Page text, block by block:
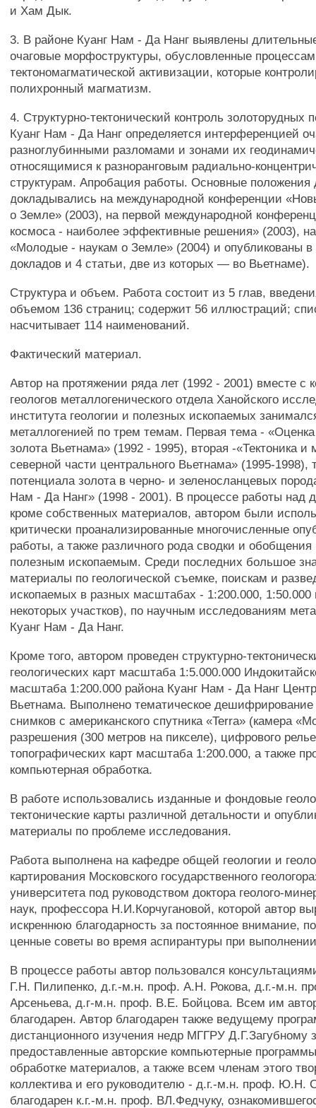
и Хам Дык.
3. В районе Куанг Нам - Да Нанг выявлены
очаговые морфоструктуры, обусловленные
тектономагматической активизации, которые
полихронный магматизм.
4. Структурно-тектонический контроль золоторудных
Куанг Нам - Да Нанг определяется интерференцией
разноглубинными разломами и зонами их
относящимися к разноранговым радиально-
структурам. Апробация работы. Основные положения
докладывались на международной конференции
о Земле» (2003), на первой международной
космоса - наиболее эффективные решения» (2003),
«Молодые - наукам о Земле» (2004) и опубликованы в
докладов и 4 статьи, две из которых — во Вьетнаме).
Структура и объем. Работа состоит из 5 глав,
объемом 136 страниц; содержит 56 иллюстраций;
насчитывает 114 наименований.
Фактический материал.
Автор на протяжении ряда лет (1992 - 2001) вместе с
геологов металлогенического отдела Ханойского
института геологии и полезных ископаемых
металлогенией по трем темам. Первая тема -
золота Вьетнама» (1992 - 1995), вторая -«Тектоника и
северной части центрального Вьетнама» (1995-1998),
потенциала золота в черно- и зеленосланцевых
Нам - Да Нанг» (1998 - 2001). В процессе работы над
кроме собственных материалов, автором были
критически проанализированные многочисленные
работы, а также различного рода сводки и обобщения
полезным ископаемым. Среди последних большое
материалы по геологической съемке, поискам и
ископаемых в разных масштабах - 1:200.000, 1:50.000
некоторых участков), по научным исследованиям
Куанг Нам - Да Нанг.
Кроме того, автором проведен структурно-
геологических карт масштаба 1:5.000.000
масштаба 1:200.000 района Куанг Нам - Да Нанг
Вьетнама. Выполнено тематическое дешифрирование
снимков с американского спутника «Terra» (камера
разрешения (300 метров на пикселе), цифрового
топографических карт масштаба 1:200.000, а также
компьютерная обработка.
В работе использовались изданные и фондовые
тектонические карты различной детальности и
материалы по проблеме исследования.
Работа выполнена на кафедре общей геологии и
картирования Московского государственного
университета под руководством доктора геолого-
наук, профессора Н.И.Корчугановой, которой автор
искреннюю благодарность за постоянное внимание,
ценные советы во время аспирантуры при
В процессе работы автор пользовался
Г.Н. Пилипенко, д.г.-м.н. проф. А.Н. Рокова, д.г.-м.н.
Арсеньева, д.г-м.н. проф. В.Е. Бойцова. Всем им
благодарен. Автор благодарен также ведущему
дистанционного изучения недр МГГРУ Д.Г.Загубному
предоставленные авторские компьютерные
обработке материалов, а также всем членам этого
коллектива и его руководителю - д.г.-м.н. проф. Ю.Н.
благодарен к.г.-м.н. проф. ВЛ.Федчуку,